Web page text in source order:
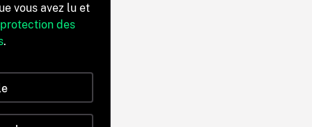
vous avez lu et
des
.